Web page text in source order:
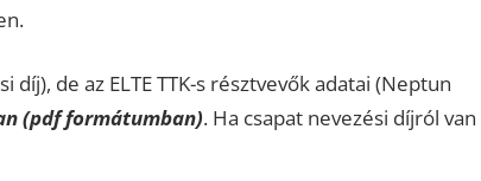
de az ELTE TTK-s résztvevők adatai (Neptun
(pdf formátumban). Ha csapat nevezési díjról van